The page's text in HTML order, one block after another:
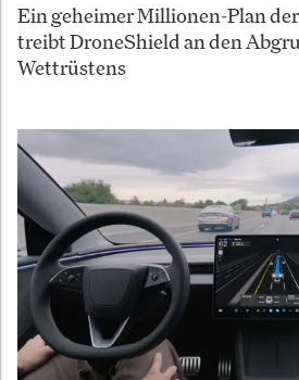
Ein geheimer Millionen-Plan
treibt DroneShield an den
Wettrüstens